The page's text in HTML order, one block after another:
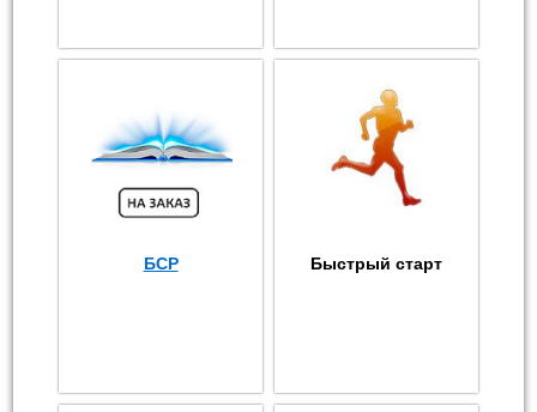
БСР Быстрый старт